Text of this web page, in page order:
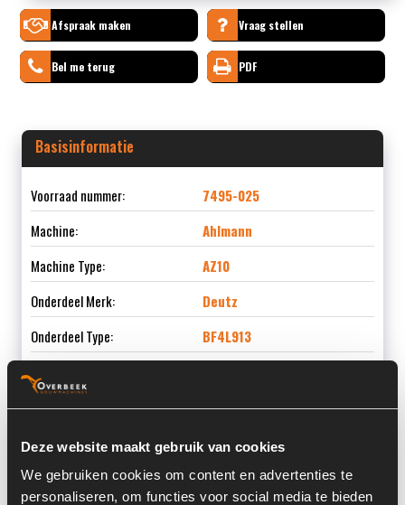
Deze website maakt gebruik van cookies
We gebruiken cookies om content en advertenties te
personaliseren, om functies voor social media te bieden
Afspraak maken Vraag stellen
Bel me terug PDF
Basisinformatie
Voorraad nummer:
7495-025
Machine:
Ahlmann
Machine Type:
AZ10
Onderdeel Merk:
Deutz
Onderdeel Type:
BF4L913
Locatie:
4B12